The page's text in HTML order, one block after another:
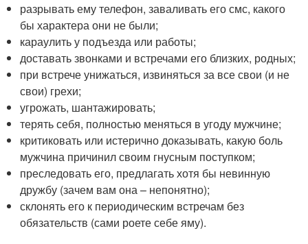
разрывать ему телефон, заваливать его смс, какого
бы характера они не были;
караулить у подъезда или работы;
доставать звонками и встречами его близких, родных;
при встрече унижаться, извиняться за все свои (и не
свои) грехи;
угрожать, шантажировать;
терять себя, полностью меняться в угоду мужчине;
критиковать или истерично доказывать, какую боль
мужчина причинил своим гнусным поступком;
преследовать его, предлагать хотя бы невинную
дружбу (зачем вам она – непонятно);
склонять его к периодическим встречам без
обязательств (сами роете себе яму).